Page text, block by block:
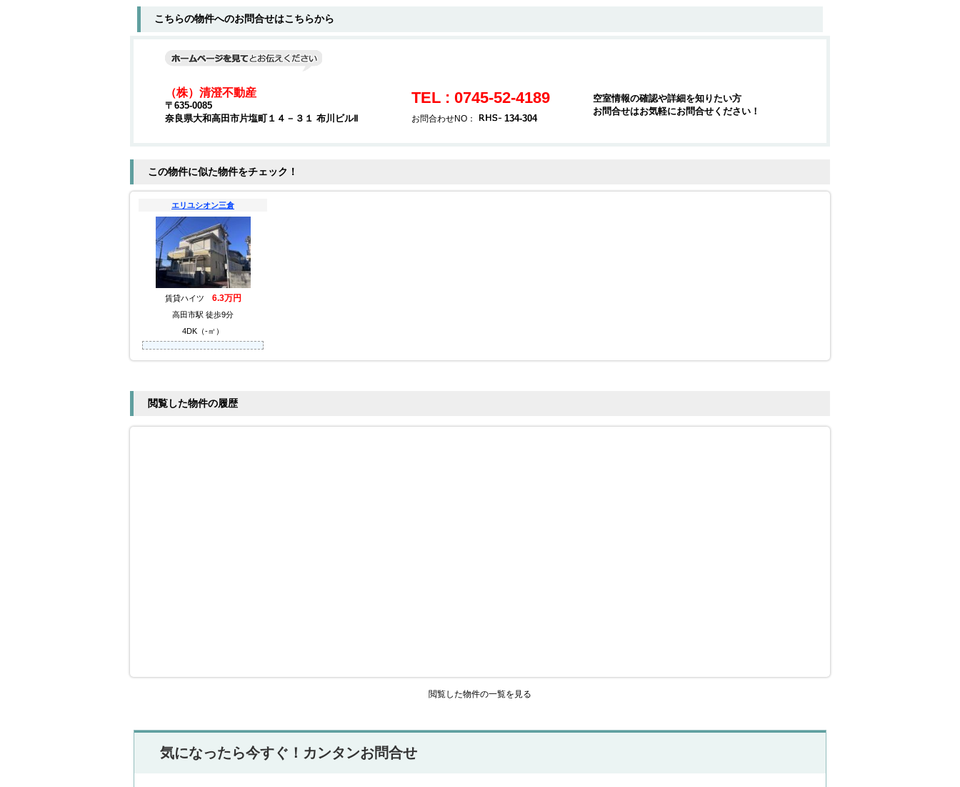
こちらの物件へのお問合せはこちらから
（株）清澄不動産
〒635-0085
奈良県大和高田市片塩町１４－３１ 布川ビルⅡ
TEL : 0745-52-4189
お問合わせNO： 134-304
空室情報の確認や詳細を知りたい方
お問合せはお気軽にお問合せください！
この物件に似た物件をチェック！
エリユシオン三倉
賃貸ハイツ 6.3万円
高田市駅 徒歩9分
4DK（-㎡）
閲覧した物件の履歴
閲覧した物件の一覧を見る
気になったら今すぐ！カンタンお問合せ